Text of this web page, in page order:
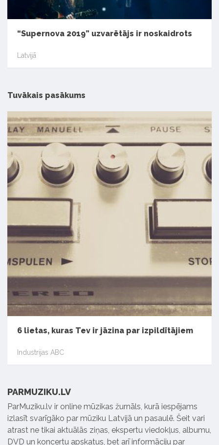
“Supernova 2019” uzvarētājs ir noskaidrots
Latvijā
Tuvākais pasākums
6 lietas, kuras Tev ir jāzina par izpildītājiem
Industrijas ABC
PARMUZIKU.LV
ParMuziku.lv ir online mūzikas žurnāls, kurā iespējams
izlasīt svarīgāko par mūziku Latvijā un pasaulē. Šeit vari
atrast ne tikai aktuālās ziņas, ekspertu viedokļus, albumu,
DVD un koncertu apskatus, bet arī informāciju par